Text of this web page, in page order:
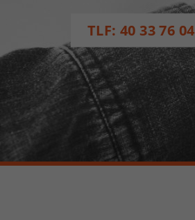
TLF: 40 33 76 04